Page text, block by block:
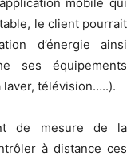
le client pourrait
d’énergie ainsi
ses équipements
laver, télévision…..).
de mesure de la
à distance ces